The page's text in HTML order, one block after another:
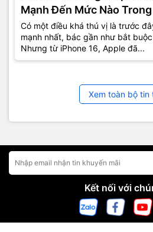
Mạnh Đến Mức Nào
Có một điều khá thú vị là trước
mạnh nhất, bác gần như bắt
Nhưng từ iPhone 16, Apple đã...
Xem toàn bộ tin
Kết nối với